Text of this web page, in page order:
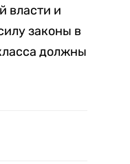
власти и
законы в
должны